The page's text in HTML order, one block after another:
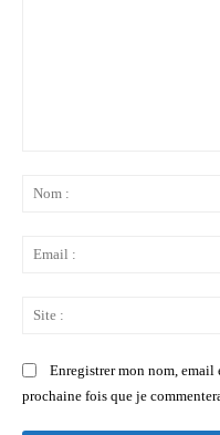
Enregistrer mon nom, email
prochaine fois que je